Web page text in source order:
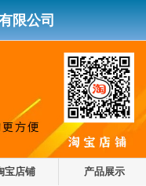
限公司
宝店铺 产品展示